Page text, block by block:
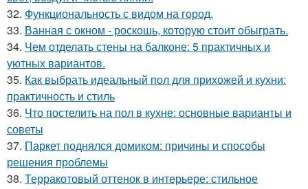
32. Функциональность с видом на город.
33. Ванная с окном - роскошь, которую стоит обыграть.
34. Чем отделать стены на балконе: 5 практичных и
уютных вариантов.
35. Как выбрать идеальный пол для прихожей и кухни:
практичность и стиль
36. Что постелить на пол в кухне: основные варианты и
советы
37. Паркет поднялся домиком: причины и способы
решения проблемы
38. Терракотовый оттенок в интерьере: стильное